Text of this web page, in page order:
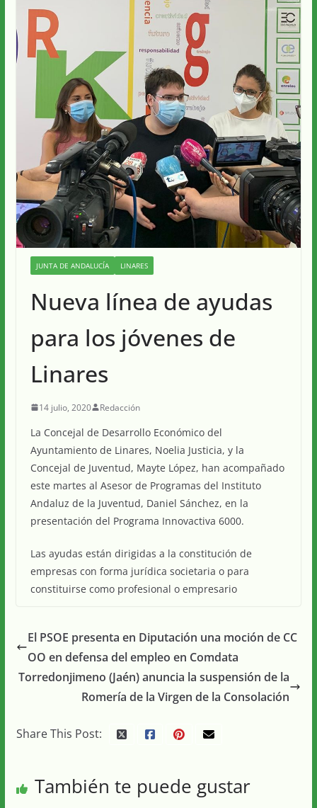
JUNTA DE ANDALUCÍA LINARES
Nueva línea de ayudas
para los jóvenes de
Linares
14 julio, 2020 Redacción
La Concejal de Desarrollo Económico del
Ayuntamiento de Linares, Noelia Justicia, y la
Concejal de Juventud, Mayte López, han acompañado
este martes al Asesor de Programas del Instituto
Andaluz de la Juventud, Daniel Sánchez, en la
presentación del Programa Innovactiva 6000.
Las ayudas están dirigidas a la constitución de
empresas con forma jurídica societaria o para
constituirse como profesional o empresario
El PSOE presenta en Diputación una moción de CC
OO en defensa del empleo en Comdata
Torredonjimeno (Jaén) anuncia la suspensión de la
Romería de la Virgen de la Consolación
Share This Post:
También te puede gustar